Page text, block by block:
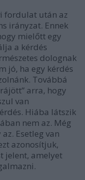
fordulat után az
irányzat. Ennek
mielőtt egy
a kérdés
dolognak
jó, ha egy kérdés
Továbbá
arra, hogy
van
Hiába látszik
nem az. Még
Esetleg van
azonosítjuk,
jelent, amelyet